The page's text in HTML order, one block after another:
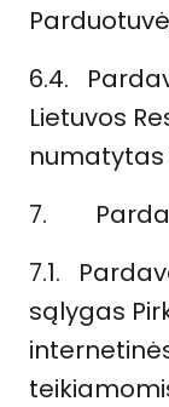
6.4.
Lietuvos
numatytas
7.
7.1.
sąlygas